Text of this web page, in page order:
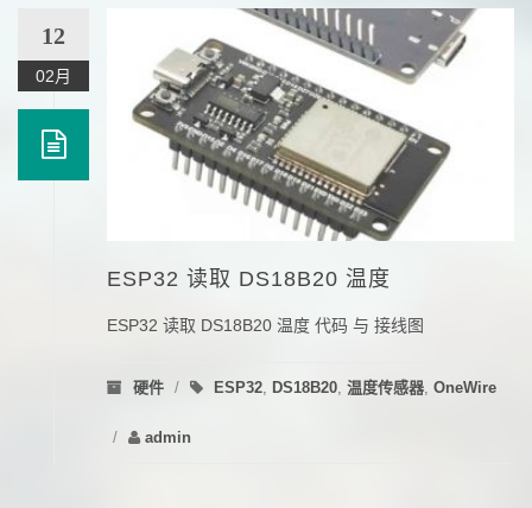
12
02月
ESP32 读取 DS18B20 温度
ESP32 读取 DS18B20 温度 代码 与 接线图
硬件 / ESP32, DS18B20, 温度传感器, OneWire
/ admin